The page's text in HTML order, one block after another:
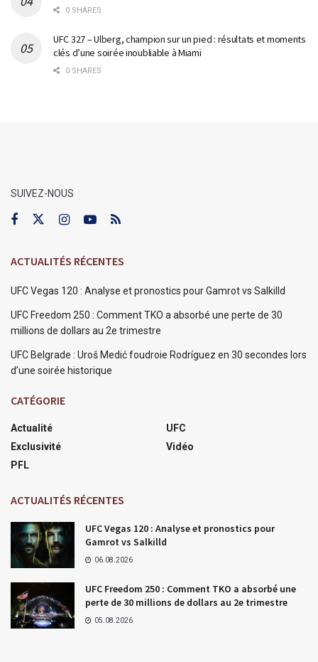
0 SHARES
UFC 327 – Ulberg, champion sur un pied : résultats et moments
clés d’une soirée inoubliable à Miami
0 SHARES
SUIVEZ-NOUS
ACTUALITÉS RÉCENTES
UFC Vegas 120 : Analyse et pronostics pour Gamrot vs Salkilld
UFC Freedom 250 : Comment TKO a absorbé une perte de 30
millions de dollars au 2e trimestre
UFC Belgrade : Uroš Medić foudroie Rodríguez en 30 secondes lors
d’une soirée historique
CATÉGORIE
Actualité
Exclusivité
PFL
UFC
Vidéo
ACTUALITÉS RÉCENTES
UFC Vegas 120 : Analyse et pronostics pour
Gamrot vs Salkilld
06.08.2026
UFC Freedom 250 : Comment TKO a absorbé une
perte de 30 millions de dollars au 2e trimestre
05.08.2026